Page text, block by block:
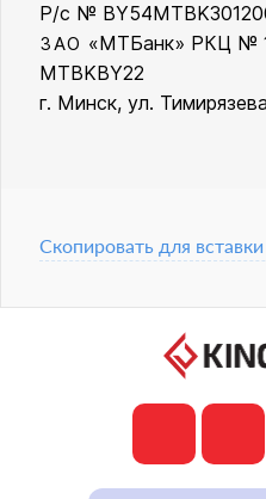
Р/с №
ЗАО «МТБанк» РКЦ №
MTBKBY22
г. Минск, ул.
Скопировать для